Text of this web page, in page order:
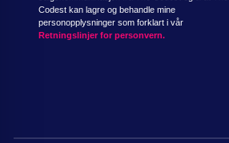
Codest kan lagre og behandle mine
personopplysninger som forklart i vår
Retningslinjer for personvern.